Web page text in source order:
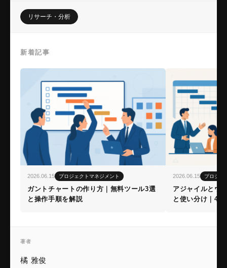
リサーチ・分析
新着記事
2026.06.15 プロジェクトマネジメント
ガントチャートの作り方｜無料ツール3選
と操作手順を解説
2026.06.15 プロジェ
アジャイルとウ
と使い分け｜4
著者
橘 雅俊